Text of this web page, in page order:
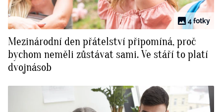
Rady a tipy
SVĚT ŽENY - 599 KČ
ROČNÍ PŘEDPLATNÉ SVĚT ŽENY +
4 fotky
Mezinárodní den přátelství připomíná, proč
bychom neměli zůstávat sami. Ve stáří to platí
dvojnásob